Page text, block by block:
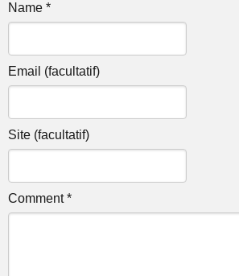
Name *
Email (facultatif)
Site (facultatif)
Comment *